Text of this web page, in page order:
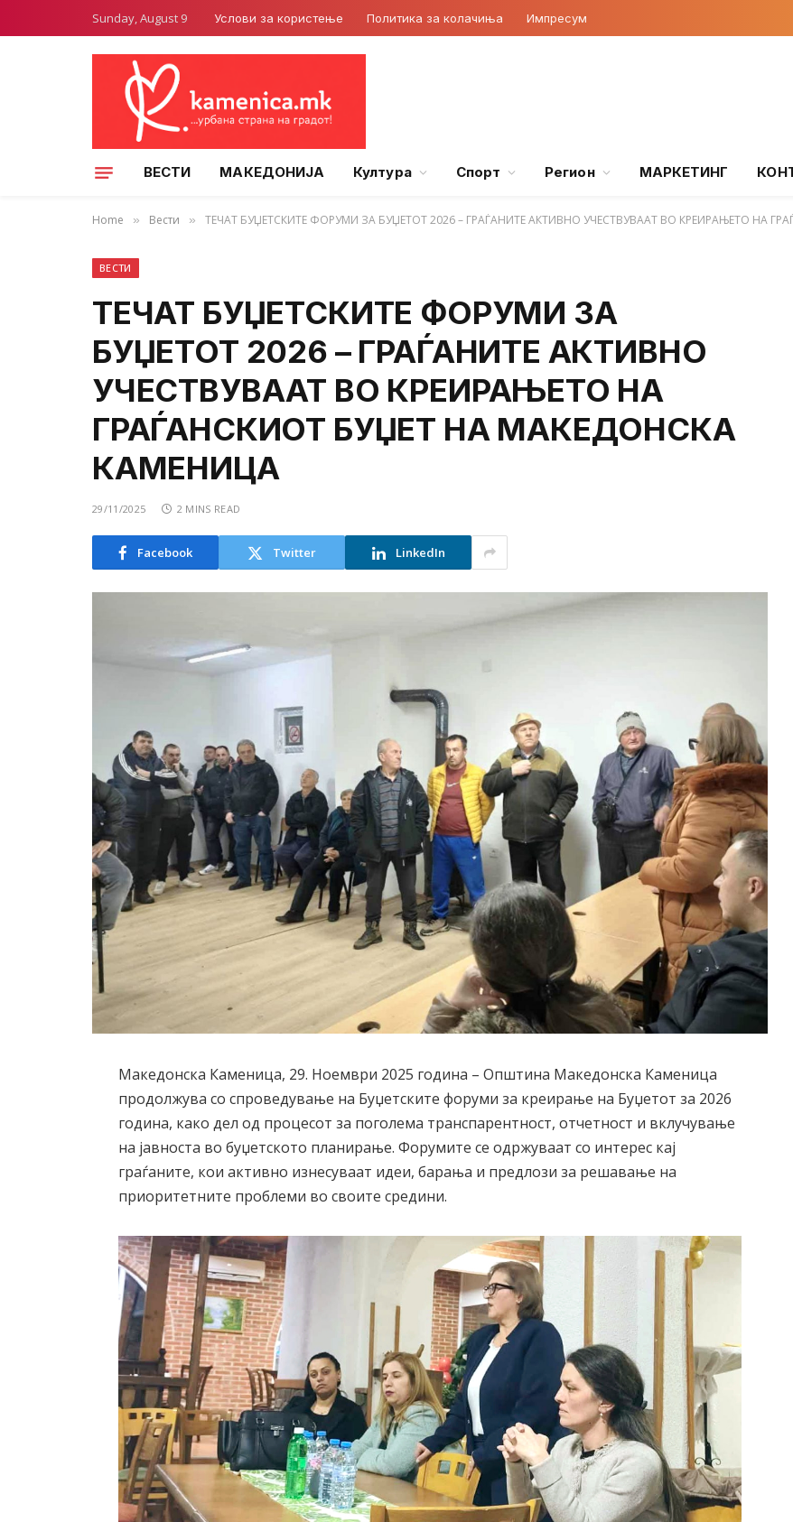
Sunday, August 9 Услови за користење Политика за колачиња Импресум
ВЕСТИ МАКЕДОНИЈА Култура Спорт Регион МАРКЕТИНГ
Home » Вести » ТЕЧАТ БУЏЕТСКИТЕ ФОРУМИ ЗА БУЏЕТОТ 2026 – ГРАЃАНИТЕ АКТИВНО УЧЕСТВУВААТ ВО КРЕИРАЊЕТО НА
ВЕСТИ
ТЕЧАТ БУЏЕТСКИТЕ ФОРУМИ ЗА
БУЏЕТОТ 2026 – ГРАЃАНИТЕ АКТИВНО
УЧЕСТВУВААТ ВО КРЕИРАЊЕТО НА
ГРАЃАНСКИОТ БУЏЕТ НА МАКЕДОНСКА
КАМЕНИЦА
29/11/2025 2 MINS READ
Facebook Twitter LinkedIn
Македонска Каменица, 29. Ноември 2025 година – Општина Македонска Каменица
продолжува со спроведување на Буџетските форуми за креирање на Буџетот за 2026
година, како дел од процесот за поголема транспарентност, отчетност и вклучување
на јавноста во буџетското планирање. Форумите се одржуваат со интерес кај
граѓаните, кои активно изнесуваат идеи, барања и предлози за решавање на
приоритетните проблеми во своите средини.